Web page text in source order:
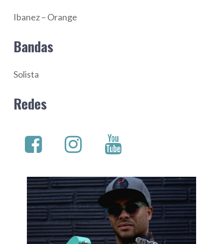
Ibanez – Orange
Bandas
Solista
Redes